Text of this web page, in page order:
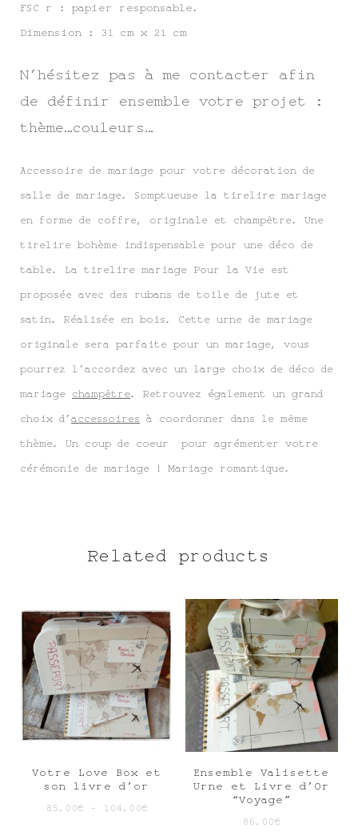
FSC r : papier responsable.
Dimension : 31 cm x 21 cm
N’hésitez pas à me contacter afin
de définir ensemble votre projet :
thème…couleurs…
Accessoire de mariage pour votre décoration de
salle de mariage. Somptueuse la tirelire mariage
en forme de coffre, originale et champêtre. Une
tirelire bohème indispensable pour une déco de
table. La tirelire mariage Pour la Vie est
proposée avec des rubans de toile de jute et
satin. Réalisée en bois. Cette urne de mariage
originale sera parfaite pour un mariage, vous
pourrez l’accordez avec un large choix de déco de
mariage champêtre. Retrouvez également un grand
choix d’ accessoires à coordonner dans le même
thème. Un coup de coeur pour agrémenter votre
cérémonie de mariage ! Mariage romantique.
Related products
Votre Love Box et
son livre d’or
85.00€ – 104.00€
Ensemble Valisette
Urne et Livre d’Or
“Voyage”
86.00€